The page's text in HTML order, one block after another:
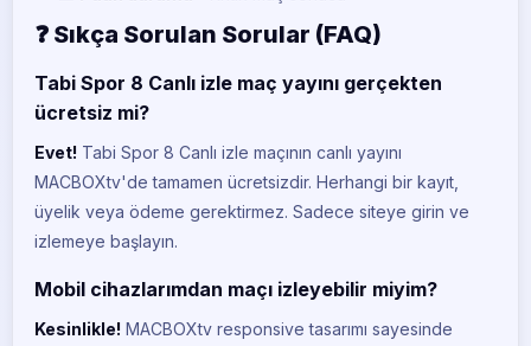
❓ Sıkça Sorulan Sorular (FAQ)
Tabi Spor 8 Canlı izle maç yayını gerçekten
ücretsiz mi?
Evet! Tabi Spor 8 Canlı izle maçının canlı yayını
MACBOXtv'de tamamen ücretsizdir. Herhangi bir kayıt,
üyelik veya ödeme gerektirmez. Sadece siteye girin ve
izlemeye başlayın.
Mobil cihazlarımdan maçı izleyebilir miyim?
Kesinlikle! MACBOXtv responsive tasarımı sayesinde
TI
CANLI
Tivibu Spor 1
CANLI
TI
Tivibu Spor 2
CANLI
TI
Tivibu Spor 3
CANLI
CANLI